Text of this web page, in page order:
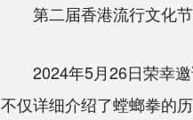
第二届香港流行文化节
2024年5月26日荣幸邀
不仅详细介绍了螳螂拳的